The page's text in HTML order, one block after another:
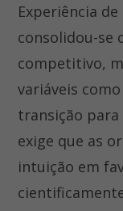
Experiência
consolidou-se
competitivo,
variáveis
transição para
exige que as
intuição em